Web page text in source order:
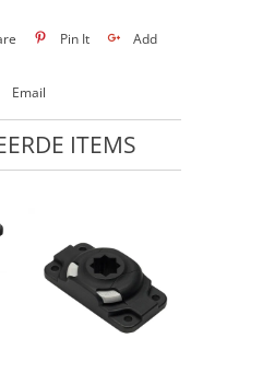
Pin It Add
Email
ITEMS